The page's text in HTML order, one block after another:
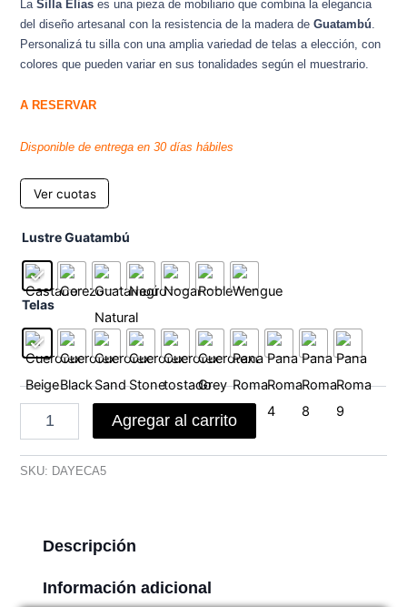
LaSilla Elias es una pieza de mobiliario que combina la elegancia
del diseño artesanal con la resistencia de la madera deGuatambú
Personalizá tu silla con una amplia variedad de telas a elección, con
colores que pueden variar en sus tonalidades según el muestrario.
A RESERVAR
Disponible de entrega en 30 días hábiles
Ver cuotas
Lustre Guatambú
Telas
Silla
cantidad
Agregar al carrito
SKU: DAYECA5
Descripción
Información adicional